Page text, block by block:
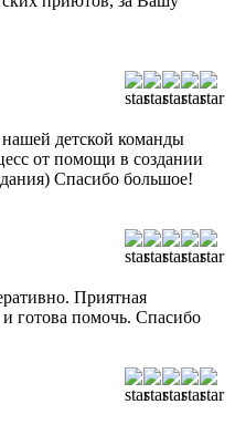
детской команды
от помощи в создании
Спасибо большое!
Приятная
готова помочь. Спасибо